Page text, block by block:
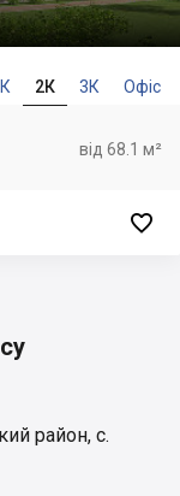
2К 3К Офіс
від 68.1 м²

район, с.